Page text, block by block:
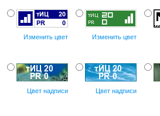
Изменить цвет Изменить цвет
Цвет надписи Цвет надписи